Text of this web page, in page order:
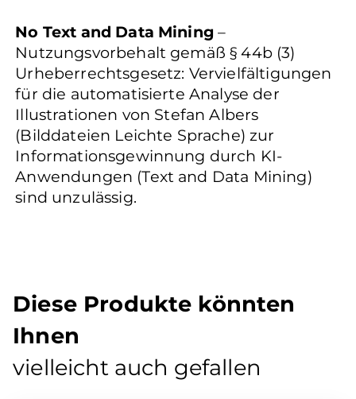
No Text and Data Mining –
Nutzungsvorbehalt gemäß § 44b (3)
Urheberrechtsgesetz: Vervielfältigungen
für die automatisierte Analyse der
Illustrationen von Stefan Albers
(Bilddateien Leichte Sprache) zur
Informationsgewinnung durch KI-
Anwendungen (Text and Data Mining)
sind unzulässig.
Diese Produkte könnten
Ihnen
vielleicht auch gefallen